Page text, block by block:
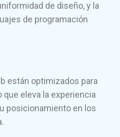
de diseño, y la
de programación
están optimizados para
que eleva la experiencia
posicionamiento en los